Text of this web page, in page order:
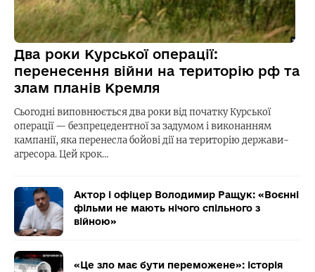
Два роки Курської операції:
перенесення війни на територію рф та
злам планів Кремля
Сьогодні виповнюється два роки від початку Курської
операції — безпрецедентної за задумом і виконанням
кампанії, яка перенесла бойові дії на територію держави-
агресора. Цей крок…
Актор і офіцер Володимир Ращук: «Воєнні
фільми не мають нічого спільного з
війною»
«Це зло має бути переможене»: історія